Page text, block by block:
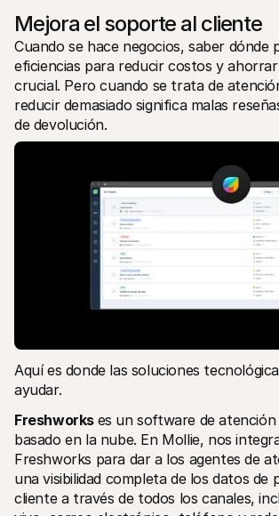
Mejora el soporte al cliente
Cuando se hace negocios, saber dónde
eficiencias para reducir costos y
crucial. Pero cuando se trata de
reducir demasiado significa malas
de devolución.
Aquí es donde las soluciones
ayudar.
Freshworks es un software de
basado en la nube. En Mollie, nos
Freshworks para dar a los agentes de
una visibilidad completa de los datos de
cliente a través de todos los canales,